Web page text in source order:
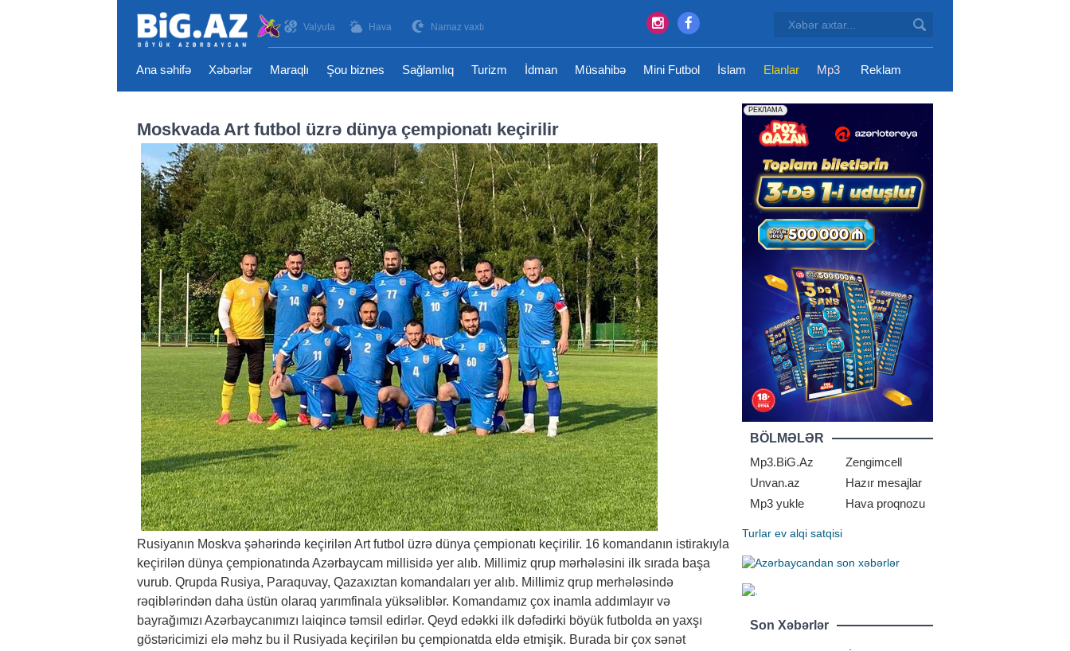
Valyuta Hava Namaz vaxtı
Ana səhifə Xəbərlər Maraqlı Şou biznes Sağlamlıq Turizm İdman Müsahibə Mini Futbol İslam Elanlar Mp3 Reklam
Moskvada Art futbol üzrə dünya çempionatı keçirilir
Rusiyanın Moskva şəhərində keçirilən Art futbol üzrə dünya çempionatı keçirilir. 16 komandanın istirakıyla
keçirilən dünya çempionatında Azərbaycam millisidə yer alıb. Millimiz qrup mərhələsini ilk sırada başa
vurub. Qrupda Rusiya, Paraquvay, Qazaxıztan komandaları yer alıb. Millimiz qrup merhələsində
rəqiblərindən daha üstün olaraq yarımfinala yüksəliblər. Komandamız çox inamla addımlayır və
bayrağımızı Azərbaycanımızı laiqincə təmsil edirlər. Qeyd edəkki ilk dəfədirki böyük futbolda ən yaxşı
göstəricimizi elə məhz bu il Rusiyada keçirilən bu çempionatda eldə etmişik. Burada bir çox sənət
BÖLMƏLƏR
Mp3.BiG.Az
Zengimcell
Unvan.az
Hazır mesajlar
Mp3 yukle
Hava proqnozu
Turlar ev alqi satqisi
Son Xəbərlər